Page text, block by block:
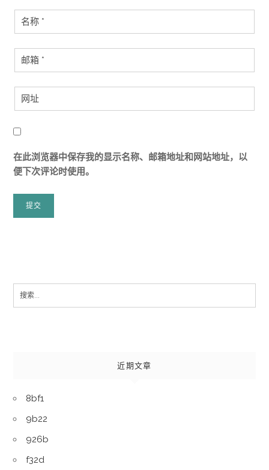
在此浏览器中保存我的显示名称、邮箱地址和网站地址，以
便下次评论时使用。
Search
近期文章
8bf1
9b22
926b
f32d